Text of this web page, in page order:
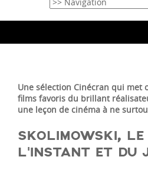
Une sélection Cinécran qui met
films favoris du brillant
une leçon de cinéma à ne
SKOLIMOWSKI, LE
L’INSTANT ET DU